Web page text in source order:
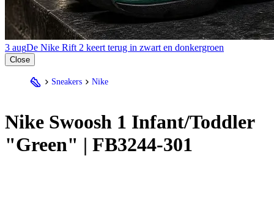
3 augDe Nike Rift 2 keert terug in zwart en donkergroen
Close
Sneakers Nike
Nike Swoosh 1 Infant/Toddler
"Green" | FB3244-301